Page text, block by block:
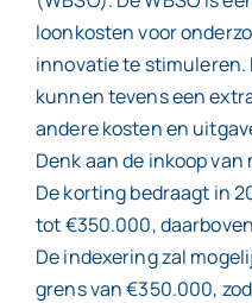
loonkosten voor
innovatie te stimuleren.
kunnen tevens een
andere kosten en
Denk aan de inkoop
De korting bedraagt in
tot €350.000,
De indexering zal
grens van €350.000,